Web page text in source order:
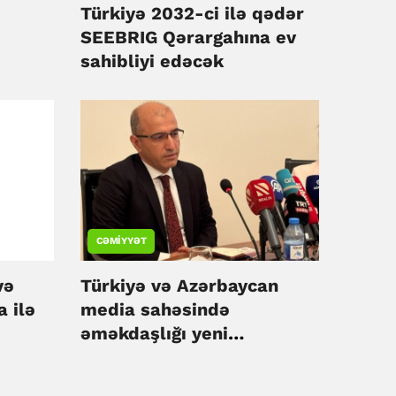
Türkiyə 2032-ci ilə qədər
SEEBRIG Qərargahına ev
sahibliyi edəcək
ilə
CƏMIYYƏT
Türkiyə və Azərbaycan
media sahəsində
əməkdaşlığı yeni